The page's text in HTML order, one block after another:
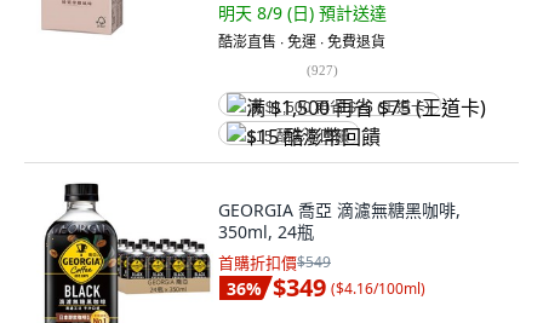
明天 8/9 (日) 預計送達
酷澎直售 ∙ 免運 ∙ 免費退貨
(927)
满 $1,500 再省 $75 (王道卡)
$15 酷澎幣回饋
GEORGIA 喬亞 滴濾無糖黑咖啡,
350ml, 24瓶
首購折扣價$549
36% $349 ($4.16/100ml)